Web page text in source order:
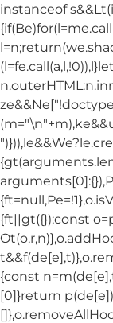
instanceof
{ft||gt({});const
{const
[0]}return